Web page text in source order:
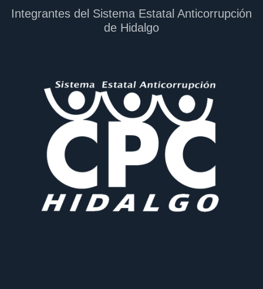
Integrantes del Sistema Estatal Anticorrupción
de Hidalgo